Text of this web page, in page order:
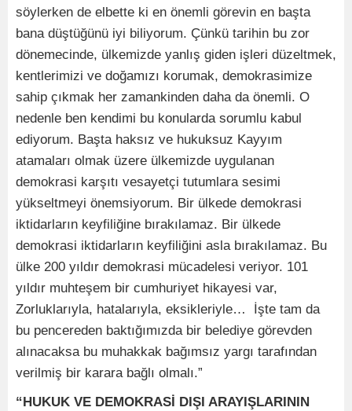
söylerken de elbette ki en önemli görevin en başta
bana düştüğünü iyi biliyorum. Çünkü tarihin bu zor
dönemecinde, ülkemizde yanlış giden işleri düzeltmek,
kentlerimizi ve doğamızı korumak, demokrasimize
sahip çıkmak her zamankinden daha da önemli. O
nedenle ben kendimi bu konularda sorumlu kabul
ediyorum. Başta haksız ve hukuksuz Kayyım
atamaları olmak üzere ülkemizde uygulanan
demokrasi karşıtı vesayetçi tutumlara sesimi
yükseltmeyi önemsiyorum. Bir ülkede demokrasi
iktidarların keyfiliğine bırakılamaz. Bir ülkede
demokrasi iktidarların keyfiliğini asla bırakılamaz. Bu
ülke 200 yıldır demokrasi mücadelesi veriyor. 101
yıldır muhteşem bir cumhuriyet hikayesi var,
Zorluklarıyla, hatalarıyla, eksikleriyle… İşte tam da
bu pencereden baktığımızda bir belediye görevden
alınacaksa bu muhakkak bağımsız yargı tarafından
verilmiş bir karara bağlı olmalı.”
“HUKUK VE DEMOKRASİ DIŞI ARAYIŞLARININ